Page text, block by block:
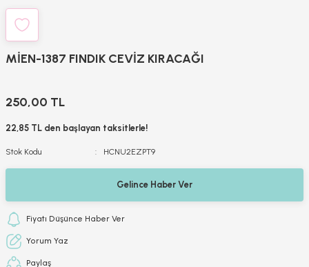
MİEN-1387 FINDIK CEVİZ KIRACAĞI
250,00 TL
22,85 TL den başlayan taksitlerle!
Stok Kodu HCNU2EZPT9
Gelince Haber Ver
Fiyatı Düşünce Haber Ver
Yorum Yaz
Paylaş